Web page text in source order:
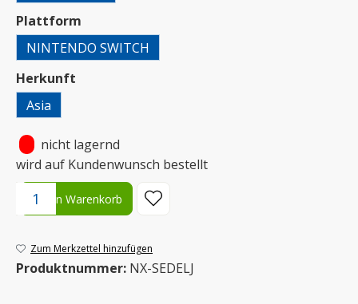
Plattform
NINTENDO SWITCH
Herkunft
Asia
nicht lagernd
wird auf Kundenwunsch bestellt
Produkt Anzahl: Gib den gewünschten Wert ein oder benutze
In den Warenkorb
Zum Merkzettel hinzufügen
Produktnummer: NX-SEDELJ